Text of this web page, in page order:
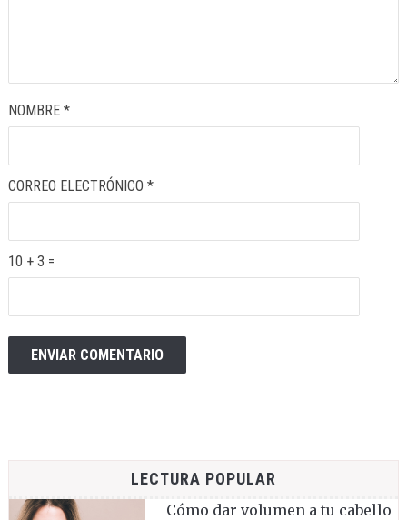
NOMBRE *
CORREO ELECTRÓNICO *
10 + 3 =
LECTURA POPULAR
Cómo dar volumen a tu cabello